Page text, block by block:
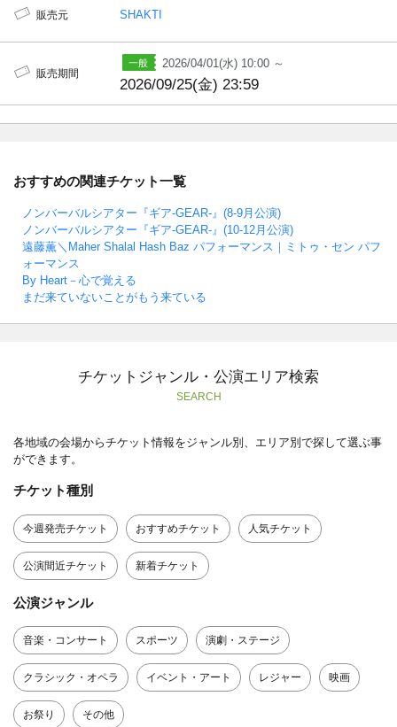
販売元 SHAKTI
販売期間
2026/04/01(水) 10:00 ～
2026/09/25(金) 23:59
おすすめの関連チケット一覧
ノンバーバルシアター『ギア-GEAR-』(8-9月公演)
ノンバーバルシアター『ギア-GEAR-』(10-12月公演)
遠藤薫＼Maher Shalal Hash Baz パフォーマンス｜ミトゥ・セン パフ
ォーマンス
By Heart－心で覚える
まだ来ていないことがもう来ている
チケットジャンル・公演エリア検索
SEARCH
各地域の会場からチケット情報をジャンル別、エリア別で探して選ぶ事
ができます。
チケット種別
今週発売チケット おすすめチケット 人気チケット
公演間近チケット 新着チケット
公演ジャンル
音楽・コンサート スポーツ 演劇・ステージ
クラシック・オペラ イベント・アート レジャー 映画
お祭り その他